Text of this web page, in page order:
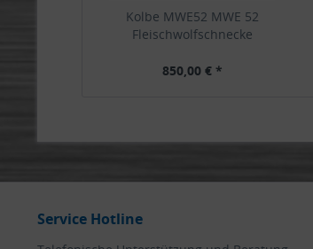
Kolbe MWE52 MWE 52
Fleischwolfschnecke
850,00 € *
Service Hotline